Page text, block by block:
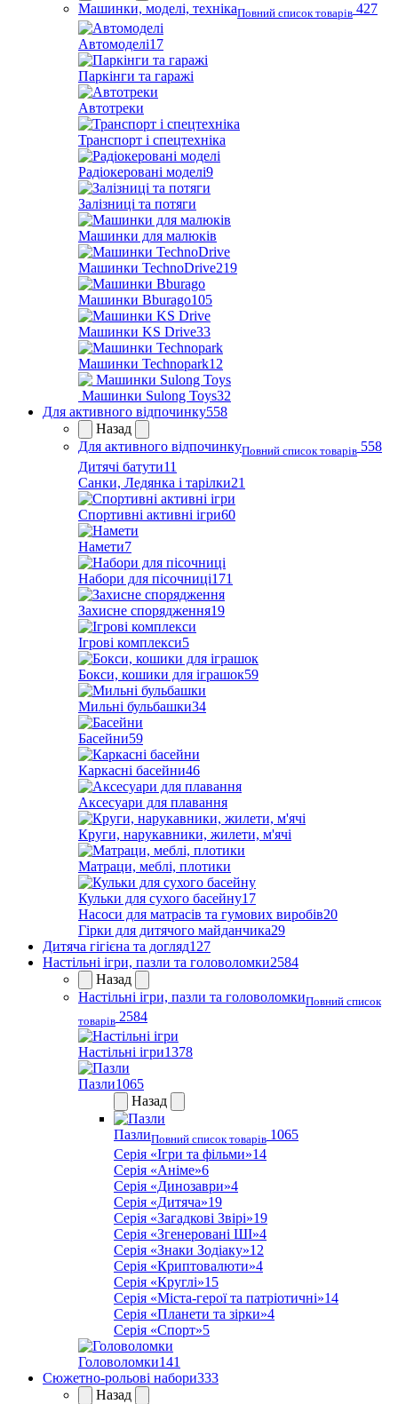
Машинки, моделі, технікаПовний список товарів 427
Автомоделі17
Паркінги та гаражі
Автотреки
Транспорт і спецтехніка
Радіокеровані моделі9
Залізниці та потяги
Машинки для малюків
Машинки TechnoDrive219
Машинки Bburago105
Машинки KS Drive33
Машинки Technopark12
Машинки Sulong Toys32
Для активного відпочинку558
Назад
Для активного відпочинкуПовний список товарів 558
Дитячі батути11
Санки, Ледянка і тарілки21
Спортивні активні ігри60
Намети7
Набори для пісочниці171
Захисне спорядження19
Ігрові комплекси5
Бокси, кошики для іграшок59
Мильні бульбашки34
Басейни59
Каркасні басейни46
Аксесуари для плавання
Круги, нарукавники, жилети, м'ячі
Матраци, меблі, плотики
Кульки для сухого басейну17
Насоси для матрасів та гумових виробів20
Гірки для дитячого майданчика29
Дитяча гігієна та догляд127
Настільні ігри, пазли та головоломки2584
Назад
Настільні ігри, пазли та головоломкиПовний список
товарів 2584
Настільні ігри1378
Пазли1065
Назад
ПазлиПовний список товарів 1065
Серія «Ігри та фільми»14
Серія «Аніме»6
Серія «Динозаври»4
Серія «Дитяча»19
Серія «Загадкові Звірі»19
Серія «Згенеровані ШІ»4
Серія «Знаки Зодіаку»12
Серія «Криптовалюти»4
Серія «Круглі»15
Серія «Міста-герої та патріотичні»14
Серія «Планети та зірки»4
Серія «Спорт»5
Головоломки141
Сюжетно-рольові набори333
Назад